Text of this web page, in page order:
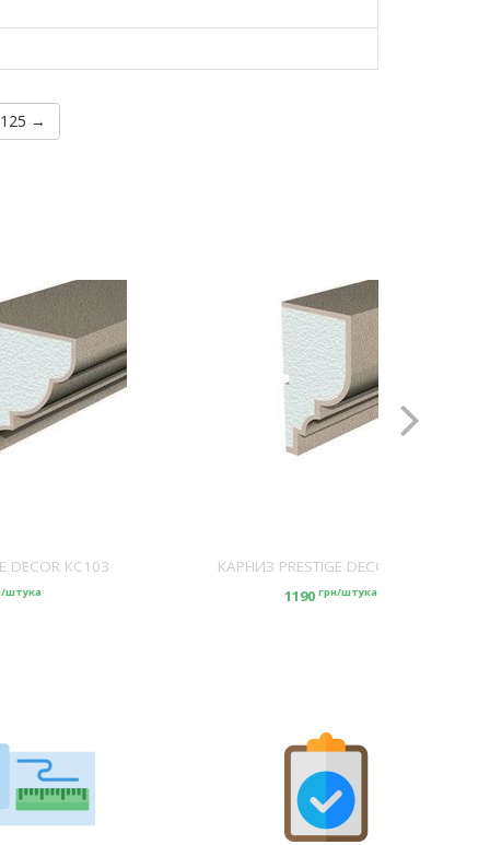
→
DECOR KC103
штука
КАРНИЗ PRESTIGE DECOR KC104
1190 грн/штука